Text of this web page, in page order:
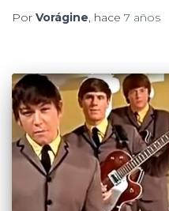
Por Vorágine, hace 7 años